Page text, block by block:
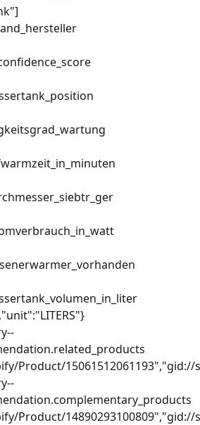
Product/
Product/